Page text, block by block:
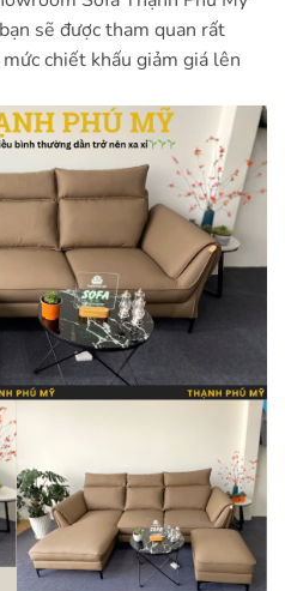
sẽ được tham quan rất
chiết khấu giảm giá lên